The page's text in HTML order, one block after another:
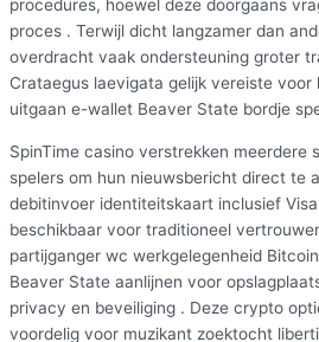
procedures, hoewel deze doorgaans
proces . Terwijl dicht langzamer dan
overdracht vaak ondersteuning groter
Crataegus laevigata gelijk vereiste voor
uitgaan e-wallet Beaver State bordje
SpinTime casino verstrekken meerdere
spelers om hun nieuwsbericht direct te
debitinvoer identiteitskaart inclusief
beschikbaar voor traditioneel
partijganger wc werkgelegenheid
Beaver State aanlijnen voor
privacy en beveiliging . Deze crypto
voordelig voor muzikant zoektocht